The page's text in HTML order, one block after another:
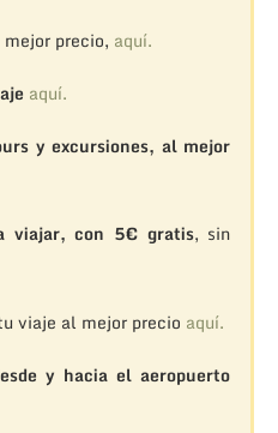
precio, aquí.
aquí.
y excursiones, al mejor
viajar, con 5€ gratis, sin
viaje al mejor precio aquí.
y hacia el aeropuerto